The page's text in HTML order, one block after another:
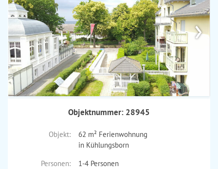
›
Objektnummer: 28945
Objekt:
62 m² Ferienwohnung
in Kühlungsborn
Personen:
1-4 Personen